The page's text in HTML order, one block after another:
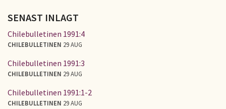
SENAST INLAGT
Chilebulletinen 1991:4
CHILEBULLETINEN 29 AUG
Chilebulletinen 1991:3
CHILEBULLETINEN 29 AUG
Chilebulletinen 1991:1-2
CHILEBULLETINEN 29 AUG